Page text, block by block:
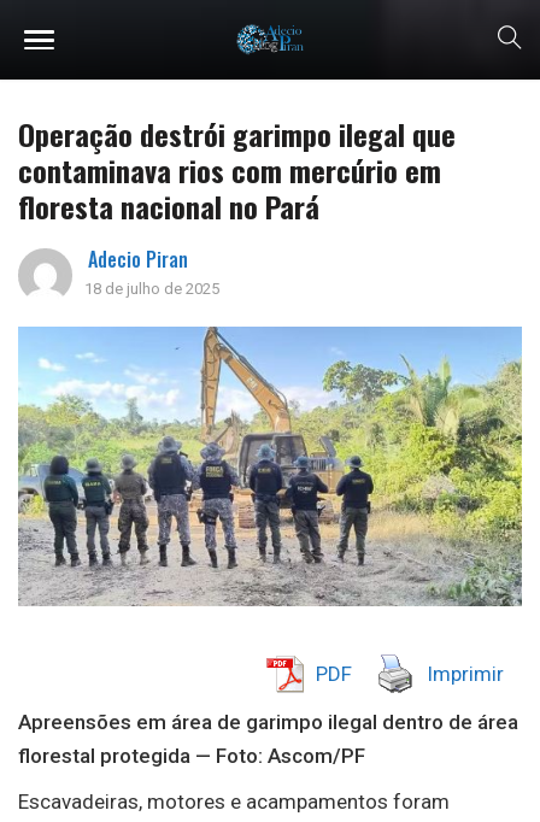
Operação destrói garimpo ilegal que
contaminava rios com mercúrio em
floresta nacional no Pará
Adecio Piran
18 de julho de 2025
PDF Imprimir
Apreensões em área de garimpo ilegal dentro de área
florestal protegida — Foto: Ascom/PF
Escavadeiras, motores e acampamentos foram